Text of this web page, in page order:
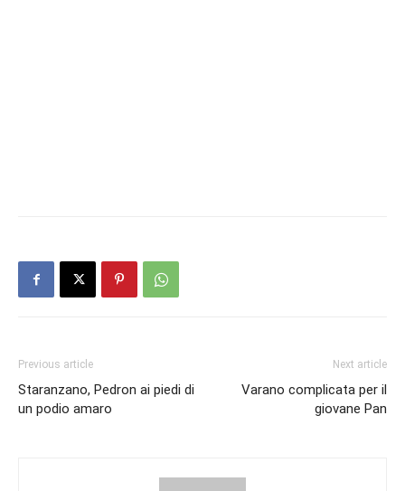
Previous article
Staranzano, Pedron ai piedi di
un podio amaro
Next article
Varano complicata per il
giovane Pan